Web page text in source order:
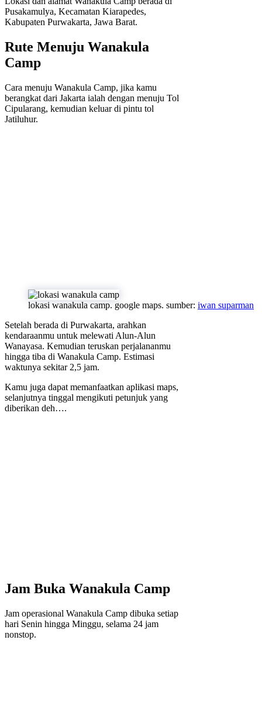
Pusakamulya, Kecamatan Kiarapedes,
Kabupaten Purwakarta, Jawa Barat.
Rute Menuju Wanakula
Camp
Cara menuju Wanakula Camp, jika kamu
berangkat dari Jakarta ialah dengan menuju Tol
Cipularang, kemudian keluar di pintu tol
Jatiluhur.
lokasi wanakula camp. google maps. sumber: iwan suparman
Setelah berada di Purwakarta, arahkan
kendaraanmu untuk melewati Alun-Alun
Wanayasa. Kemudian teruskan perjalananmu
hingga tiba di Wanakula Camp. Estimasi
waktunya sekitar 2,5 jam.
Kamu juga dapat memanfaatkan aplikasi maps,
selanjutnya tinggal mengikuti petunjuk yang
diberikan deh….
Jam Buka Wanakula Camp
Jam operasional Wanakula Camp dibuka setiap
hari Senin hingga Minggu, selama 24 jam
nonstop.